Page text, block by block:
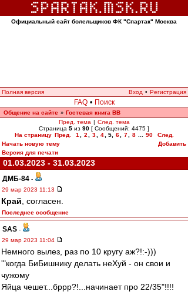
Официальный сайт болельщиков ФК "Спартак" Москва
Полная версия Вход • Регистрация
FAQ • Поиск
Общение на сайте » Гостевая книга ВВ
Пред. тема | След. тема
Страница 5 из 90 [ Сообщений: 4475 ]
На страницу Пред. 1 2 3 4 5, 6 7 8 90
След.
Начать новую тему
Добавить
Версия для печати
01.03.2023 - 31.03.2023
ДМБ-84 -
29 мар 2023 11:13
Край , согласен.
Последнее сообщение
SAS -
29 мар 2023 11:04
Немного вылез, раз по 10 кругу аж?!:-)))
'"когда БиБишнику делать неХуй - он свои и
чужому
Яйца чешет...бррр?!...начинает про 22/35"!!!!